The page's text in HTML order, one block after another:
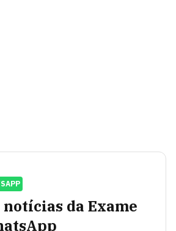
notícias da Exame